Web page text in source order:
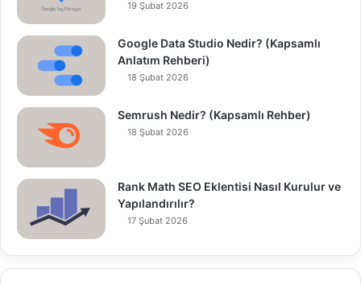
19 Şubat 2026
Google Data Studio Nedir? (Kapsamlı
Anlatım Rehberi)
18 Şubat 2026
Semrush Nedir? (Kapsamlı Rehber)
18 Şubat 2026
Rank Math SEO Eklentisi Nasıl Kurulur ve
Yapılandırılır?
17 Şubat 2026